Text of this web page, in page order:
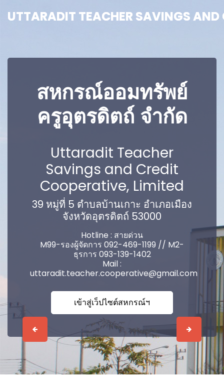
UTTARADIT TEACHER SAVINGS AND
Previous Next
สหกรณ์ออมทรัพย์
ครูอุตรดิตถ์ จำกัด
Uttaradit Teacher
Savings and Credit
Cooperative, Limited
39 หมู่ที่ 5 ตำบลบ้านเกาะ อำเภอเมือง
จังหวัดอุตรดิตถ์ 53000
Hotline : สายด่วน
M99-รองผู้จัดการ 092-469-1199 // M2-
ธุรการ 093-139-1402
Mail :
uttaradit.teacher.cooperative@gmail.com
เข้าสู่เว็ปไซต์สหกรณ์ฯ
UTTARADIT TEACHER SAVINGS AND